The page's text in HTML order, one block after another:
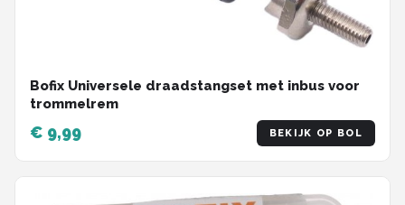
Bofix Universele draadstangset met inbus voor
trommelrem
€ 9,99 BEKIJK OP BOL